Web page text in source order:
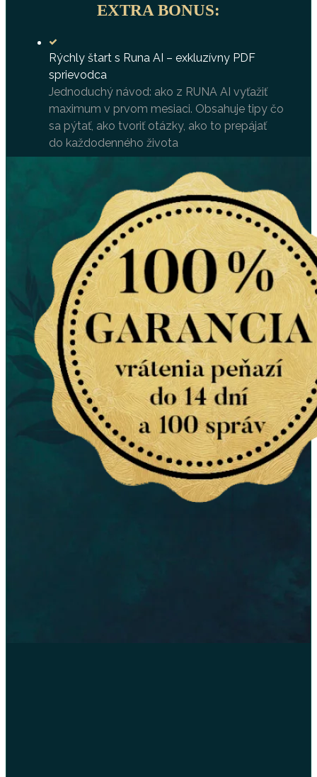
EXTRA BONUS:
Rýchly štart s Runa AI – exkluzívny PDF
sprievodca
Jednoduchý návod: ako z RUNA AI vyťažiť
maximum v prvom mesiaci. Obsahuje tipy čo
sa pýtať, ako tvoriť otázky, ako to prepájať
do každodenného života